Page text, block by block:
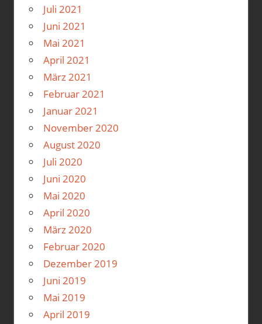
Juli 2021
Juni 2021
Mai 2021
April 2021
März 2021
Februar 2021
Januar 2021
November 2020
August 2020
Juli 2020
Juni 2020
Mai 2020
April 2020
März 2020
Februar 2020
Dezember 2019
Juni 2019
Mai 2019
April 2019